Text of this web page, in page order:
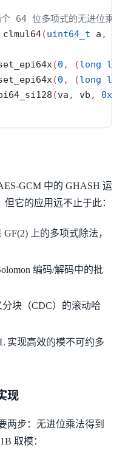
64 位多项式的无进位乘
clmul64(uint64_t a ,
(0 , (long
(0 , (long
(va , vb , 0x00
GCM 中的 GHASH 运
它的应用远不止于此：
GF(2) 上的多项式除法，
编码/解码中的批
分块（CDC）的滚动哈
实现高效的模不可约多
现
两步：无进位乘法得到
取模：